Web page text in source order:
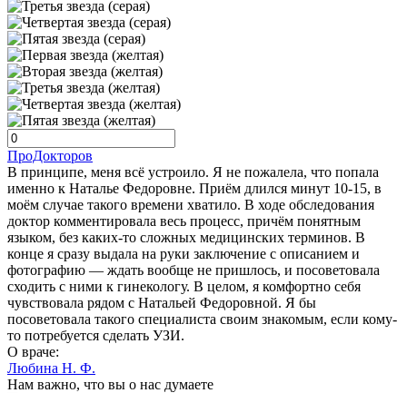
ПроДокторов
В принципе, меня всё устроило. Я не пожалела, что попала
именно к Наталье Федоровне. Приём длился минут 10-15, в
моём случае такого времени хватило. В ходе обследования
доктор комментировала весь процесс, причём понятным
языком, без каких-то сложных медицинских терминов. В
конце я сразу выдала на руки заключение с описанием и
фотографию — ждать вообще не пришлось, и посоветовала
сходить с ними к гинекологу. В целом, я комфортно себя
чувствовала рядом с Натальей Федоровной. Я бы
посоветовала такого специалиста своим знакомым, если кому-
то потребуется сделать УЗИ.
О враче:
Любина Н. Ф.
Нам важно, что вы о нас думаете